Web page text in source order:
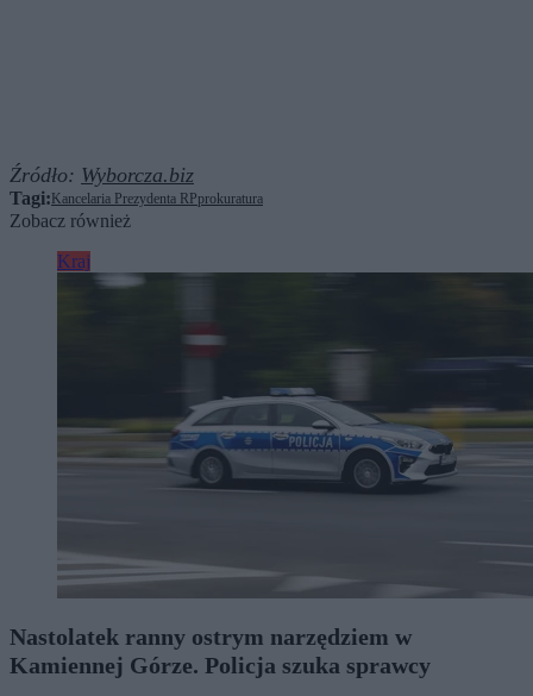
Źródło: Wyborcza.biz
Tagi:Kancelaria Prezydenta RPprokuratura
Zobacz również
Kraj
Nastolatek ranny ostrym narzędziem w
Kamiennej Górze. Policja szuka sprawcy